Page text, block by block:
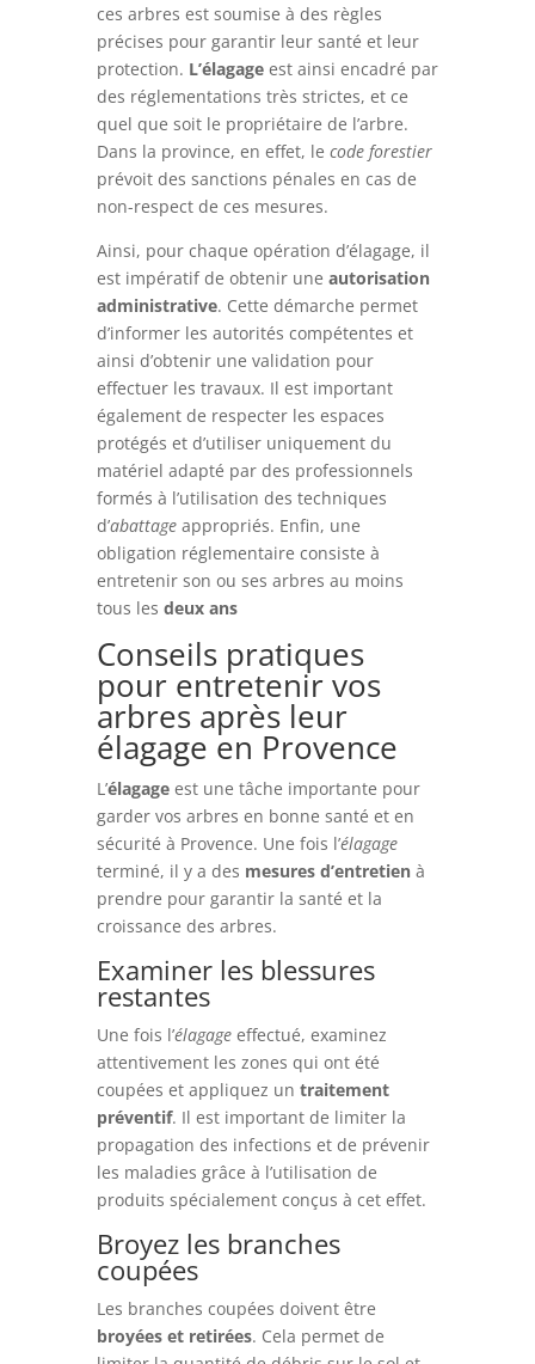
ces arbres est soumise à des règles
précises pour garantir leur santé et leur
protection. L’élagageest ainsi encadré par
des réglementations très strictes, et ce
quel que soit le propriétaire de l’arbre.
Dans la province, en effet, le code forestier
prévoit des sanctions pénales en cas de
non-respect de ces mesures.
Ainsi, pour chaque opération d’élagage, il
est impératif de obtenir une autorisation
administrative. Cette démarche permet
d’informer les autorités compétentes et
ainsi d’obtenir une validation pour
effectuer les travaux. Il est important
également de respecter les espaces
protégés et d’utiliser uniquement du
matériel adapté par des professionnels
formés à l’utilisation des techniques
d’abattageappropriés. Enfin, une
obligation réglementaire consiste à
entretenir son ou ses arbres au moins
tous les deux ans
Conseils pratiques
pour entretenir vos
arbres après leur
élagage en Provence
L’élagageest une tâche importante pour
garder vos arbres en bonne santé et en
sécurité à Provence. Une fois l’élagage
terminé, il y a des mesures d’entretienà
prendre pour garantir la santé et la
croissance des arbres.
Examiner les blessures
restantes
Une fois l’élagageeffectué, examinez
attentivement les zones qui ont été
coupées et appliquez un traitement
préventif. Il est important de limiter la
propagation des infections et de prévenir
les maladies grâce à l’utilisation de
produits spécialement conçus à cet effet.
Broyez les branches
coupées
Les branches coupées doivent être
broyées et retirées. Cela permet de